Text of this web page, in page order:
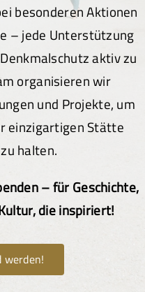
besonderen Aktionen
– jede Unterstützung
aktiv zu
organisieren wir
und Projekte, um
einzigartigen Stätte
halten.
– für Geschichte,
die inspiriert!
werden!